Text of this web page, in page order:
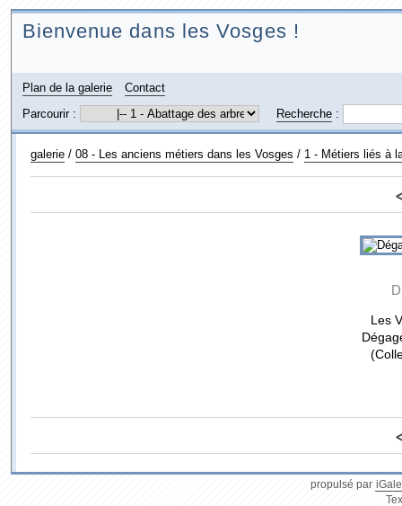
Bienvenue dans les Vosges !
Plan de la galerie
Contact
Parcourir :
Recherche:
galerie/ 08 - Les anciens métiers dans les Vosges / 1 - Métiers liés à
Les
propulsé par